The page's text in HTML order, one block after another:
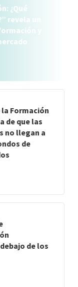
¿Qué
revela un
y
Formación
de que las
no llegan a
de
de los